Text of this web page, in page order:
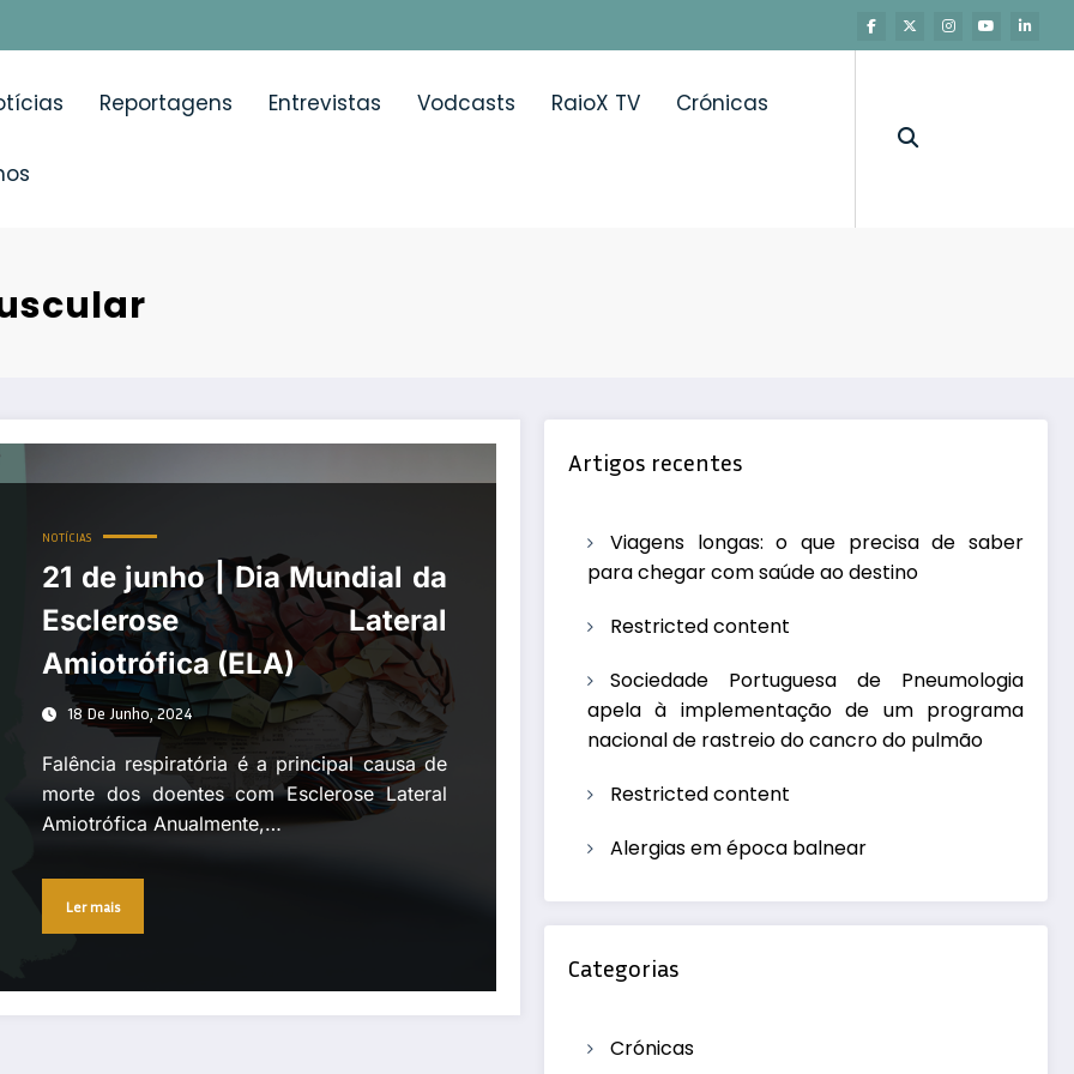
Reportagens Entrevistas Vodcasts RaioX TV Crónicas
(ELA)
NOTÍCIAS
21 de junho | Dia Mundial da
Esclerose Lateral
Amiotrófica (ELA)
18 De Junho, 2024
Falência respiratória é a principal causa de
morte dos doentes com Esclerose Lateral
Amiotrófica Anualmente,…
Ler mais
Artigos recentes
Viagens longas: o que precisa de saber
para chegar com saúde ao destino
Restricted content
Sociedade Portuguesa de Pneumologia
apela à implementação de um programa
nacional de rastreio do cancro do pulmão
Restricted content
Alergias em época balnear
Categorias
Crónicas